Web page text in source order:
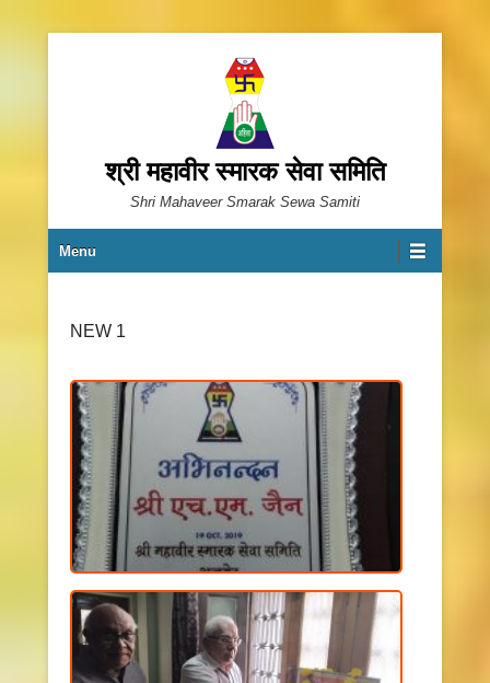
श्री महावीर स्मारक सेवा समिति
Shri Mahaveer Smarak Sewa Samiti
Primary Menu
Skip to content
Menu
NEW 1